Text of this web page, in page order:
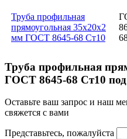
Труба профильная
прямоугольная 35x20x2
мм ГОСТ 8645-68 Ст10
Труба профильная
ГОСТ 8645-68 Ст10 под
Оставьте ваш запрос и наш
свяжется с вами
Представьтесь, пожалуйста